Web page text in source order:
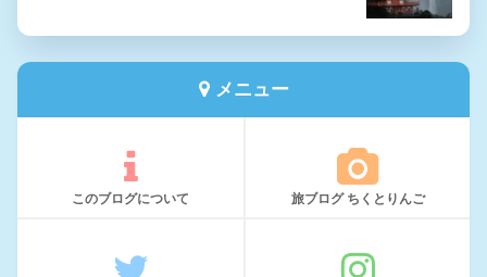
メニュー
このブログについて 旅ブログ ちくとりんご